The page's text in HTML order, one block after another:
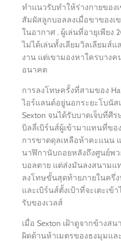
ทำแนวรับทำให้ร่างกายของเ
สัมผัสลูกบอลลงเมื่อขาของเ
ในอากาศ . ผู้เล่นที่อายุเพียง
ไม่ได้เล่นทั้งเลียมวิลเลียมส์
งาน แต่เขามองหาใครบาง
อนาคต
การลงโทษครั้งที่สามของ
ไอร์แลนด์อยู่นอกระยะโบนัส
Sexton จนได้รับบาดเจ็บที่ศีร
บิลลี่เบิร์นส์ผู้เข้ามาแทนที่ขอ
การขาดดุลเหลือห้าคะแนน
นาฬิกานับถอยหลังถึงศูนย์พว
บอลตาย แต่ส่งมันลงสนามแ
ลงโทษขั้นสุดท้ายภายในครึ่
และเบิร์นส์ตั้งเป้าที่จะเตะเข้
รับของเวลส์
เมื่อ Sexton เฝ้าดูจากข้างส
ผิดด้านห้าเมตรของธงมุมแล